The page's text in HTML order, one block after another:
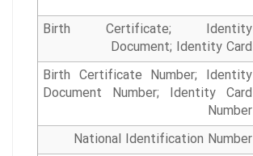
Birth Certificate; Identity
Document; Identity Card
‌Birth Certificate Number; Identity
Document Number; Identity Card
Number
National Identification Number